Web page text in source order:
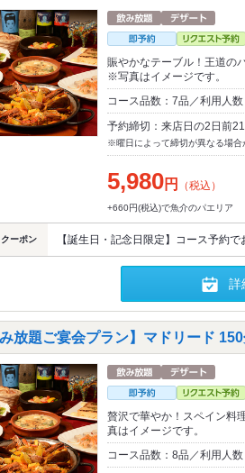
賑やかなテーブル！王道の
※写真はイメージです。
コース品数：7品／利用人数
予約締切：来店日の2日前
※曜日によって締切が異なる場合
5,980円 （税込）
+660円(税込)で魚介のパエリア
クーポン 【誕生日・記念日限定】コース予約
詳
み放題ご宴会プラン】マドリード
贅沢で華やか！スペイン料
真はイメージです。
コース品数：8品／利用人数